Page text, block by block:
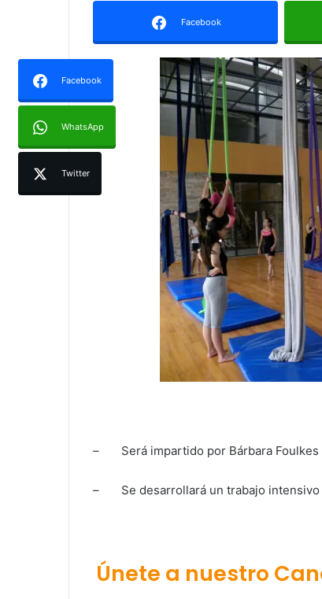
Facebook
Facebook
WhatsApp
Twitter
– Será impartido por Bárbara Foulkes
– Se desarrollará un trabajo intensivo
Únete a nuestro